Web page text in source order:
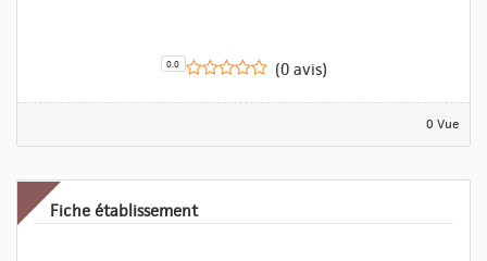
0.0 (0 avis)
0 Vue
Fiche établissement